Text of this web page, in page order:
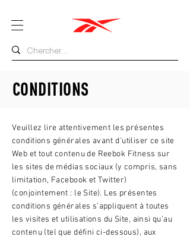
CONDITIONS
Veuillez lire attentivement les présentes
conditions générales avant d’utiliser ce site
Web et tout contenu de Reebok Fitness sur
les sites de médias sociaux (y compris, sans
limitation, Facebook et Twitter)
(conjointement : le Site). Les présentes
conditions générales s’appliquent à toutes
les visites et utilisations du Site, ainsi qu’au
contenu (tel que défini ci-dessous), aux